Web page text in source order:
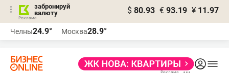
забронируй
валюту
$ 80.93 € 93.19 ¥ 11.97
Челны24.9° Москва28.9°